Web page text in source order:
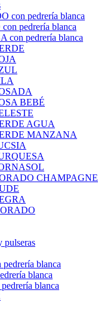
con pedrería blanca
pedrería blanca
con pedrería blanca
BEBÉ
AGUA
MANZANA
CHAMPAGNE
pulseras
blanca
blanca
blanca